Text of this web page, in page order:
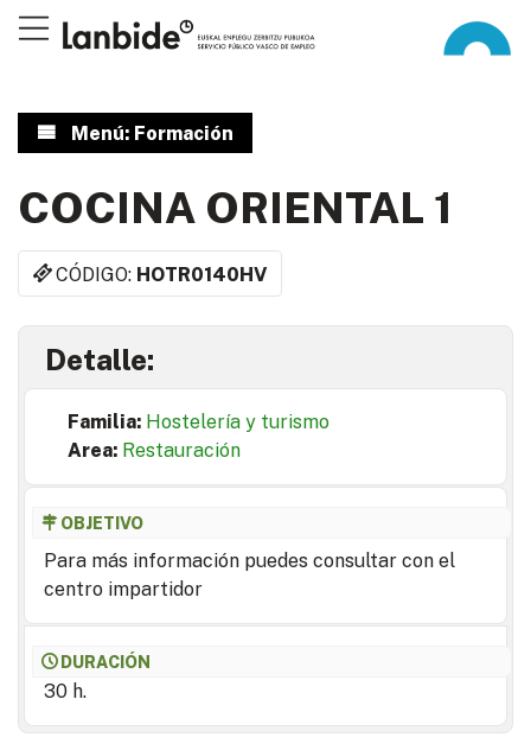
Menú: Formación
COCINA ORIENTAL 1
CÓDIGO: HOTR0140HV
Detalle:
Familia: Hostelería y turismo
Area: Restauración
OBJETIVO
Para más información puedes consultar con el
centro impartidor
DURACIÓN
30 h.